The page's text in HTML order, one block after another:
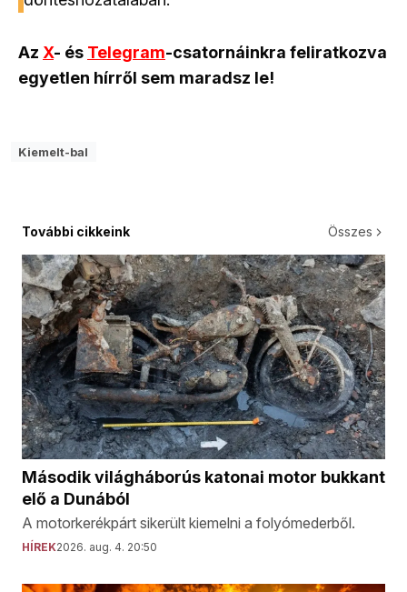
Az X- és Telegram-csatornáinkra feliratkozva
egyetlen hírről sem maradsz le!
Kiemelt-bal
További cikkeink Összes
Második világháborús katonai motor bukkant
elő a Dunából
A motorkerékpárt sikerült kiemelni a folyómederből.
HÍREK2026. aug. 4. 20:50